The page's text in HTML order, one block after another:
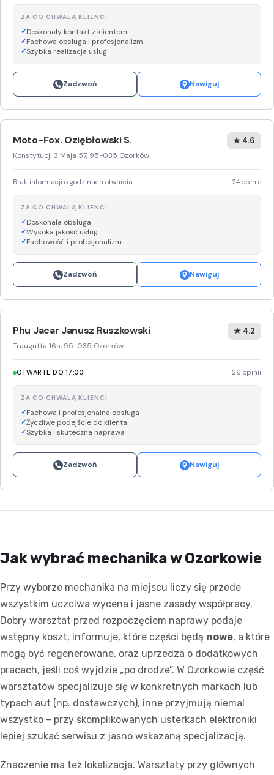
ZA CO CHWALĄ KLIENCI
Doskonały kontakt z klientem
Fachowa obsługa i profesjonalizm
Szybka realizacja usług
Zadzwoń Nawiguj
Moto-Fox. Oziębłowski S.
Konstytucji 3 Maja 57, 95-035 Ozorków
★ 4.6
Brak informacji o godzinach otwarcia 24 opinie
ZA CO CHWALĄ KLIENCI
Doskonała obsługa
Wysoka jakość usług
Fachowość i profesjonalizm
Zadzwoń Nawiguj
Phu Jacar Janusz Ruszkowski
Traugutta 16a, 95-035 Ozorków
★ 4.2
OTWARTE DO 17:00 26 opinii
ZA CO CHWALĄ KLIENCI
Fachowa i profesjonalna obsługa
Życzliwe podejście do klienta
Szybka i skuteczna naprawa
Zadzwoń Nawiguj
Jak wybrać mechanika w Ozorkowie
Przy wyborze mechanika na miejscu liczy się przede
wszystkim uczciwa wycena i jasne zasady współpracy.
Dobry warsztat przed rozpoczęciem naprawy podaje
wstępny koszt, informuje, które części będą nowe, a które
mogą być regenerowane, oraz uprzedza o dodatkowych
pracach, jeśli coś wyjdzie „po drodze”. W Ozorkowie część
warsztatów specjalizuje się w konkretnych markach lub
typach aut (np. dostawczych), inne przyjmują niemal
wszystko – przy skomplikowanych usterkach elektroniki
lepiej szukać serwisu z jasno wskazaną specjalizacją.
Znaczenie ma też lokalizacja. Warsztaty przy głównych